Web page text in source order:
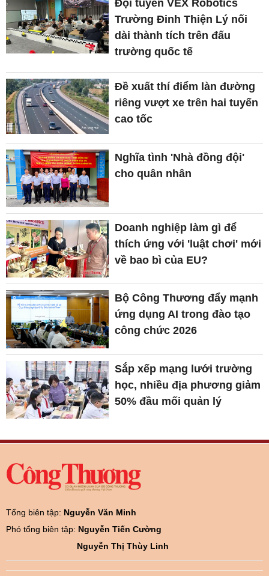
Đội tuyển VEX Robotics
Trường Đinh Thiện Lý nối
dài thành tích trên đấu
trường quốc tế
Đề xuất thí điểm làn đường
riêng vượt xe trên hai tuyến
cao tốc
Nghĩa tình 'Nhà đồng đội'
cho quân nhân
Doanh nghiệp làm gì để
thích ứng với 'luật chơi' mới
về bao bì của EU?
Bộ Công Thương đẩy mạnh
ứng dụng AI trong đào tạo
công chức 2026
Sắp xếp mạng lưới trường
học, nhiều địa phương giảm
50% đầu mối quản lý
Tổng biên tập: Nguyễn Văn Minh
Phó tổng biên tập: Nguyễn Tiến Cường
Nguyễn Thị Thùy Linh